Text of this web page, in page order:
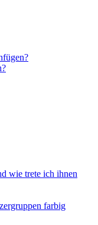
wie trete ich ihnen
farbig